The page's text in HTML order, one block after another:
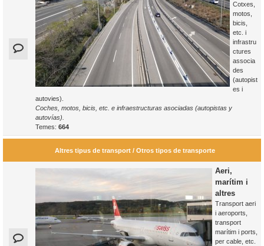
Cotxes,
motos,
bicis,
etc. i
infrastru
ctures
associa
des
(autopist
es i
autovies).
Coches, motos, bicis, etc. e infraestructuras asociadas (autopistas y
autovías).
Temes: 664
Altres tipus de transport / Otros tipos de transporte
Aeri,
marítim i
altres
Transport aeri
i aeroports,
transport
marítim i ports,
per cable, etc.